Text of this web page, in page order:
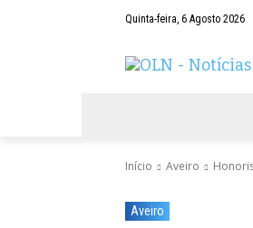
Quinta-feira, 6 Agosto 2026
Início Aveiro
Aveiro